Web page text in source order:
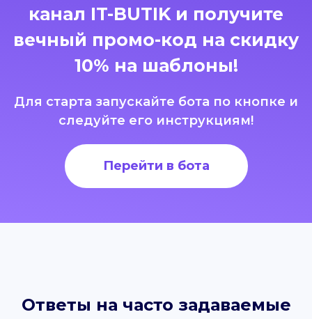
канал IT-BUTIK и получите
вечный промо-код на скидку
10% на шаблоны!
Для старта запускайте бота по кнопке и
следуйте его инструкциям!
Перейти в бота
Ответы на часто задаваемые